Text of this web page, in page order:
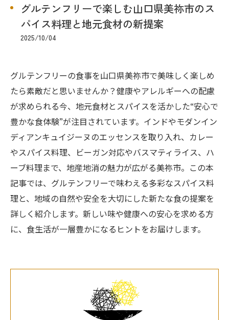
グルテンフリーで楽しむ山口県美祢市のス
パイス料理と地元食材の新提案
2025/10/04
グルテンフリーの食事を山口県美祢市で美味しく楽しめ
たら素敵だと思いませんか？健康やアレルギーへの配慮
が求められる今、地元食材とスパイスを活かした“安心で
豊かな食体験”が注目されています。インドやモダンイン
ディアンキュイジーヌのエッセンスを取り入れ、カレー
やスパイス料理、ビーガン対応やバスマティライス、ハ
ーブ料理まで、地産地消の魅力が広がる美祢市。この本
記事では、グルテンフリーで味わえる多彩なスパイス料
理と、地域の自然や安全を大切にした新たな食の提案を
詳しく紹介します。新しい味や健康への安心を求める方
に、食生活が一層豊かになるヒントをお届けします。